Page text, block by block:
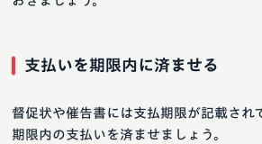
支払いを期限内に済ませる
督促状や催告書には支払期限が記載され
期限内の支払いを済ませましょう。